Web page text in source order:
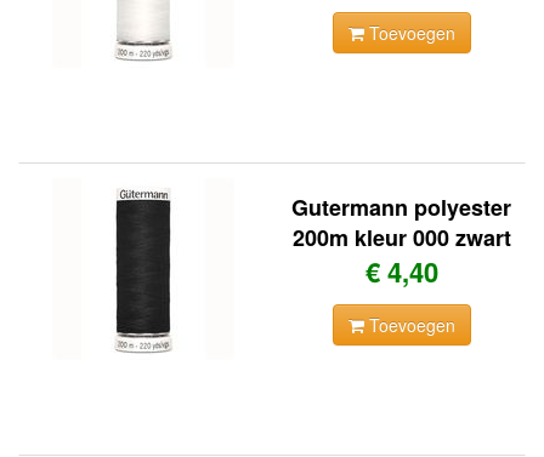
Toevoegen
Gutermann polyester
200m kleur 000 zwart
€ 4,40
Toevoegen